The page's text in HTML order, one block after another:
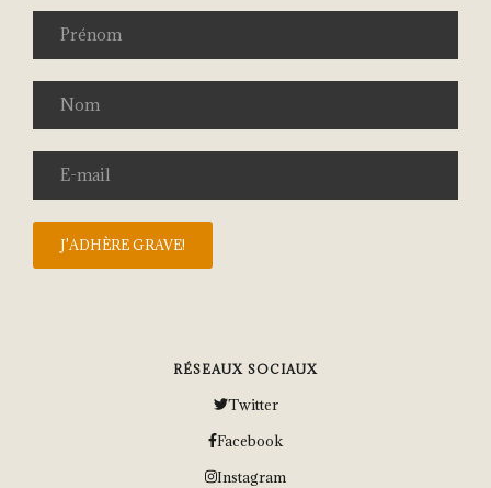
RÉSEAUX SOCIAUX
Twitter
Facebook
Instagram